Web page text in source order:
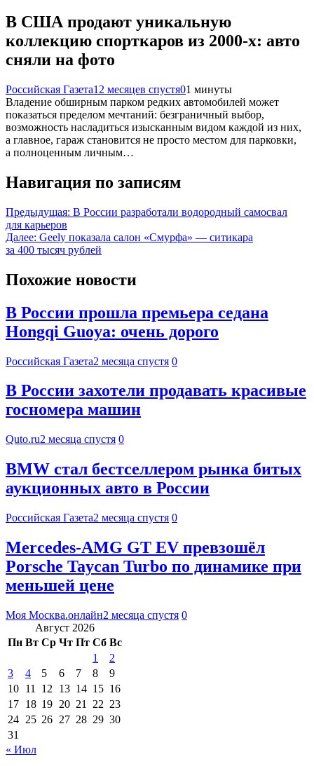
В США продают уникальную
коллекцию спорткаров из 2000-х: авто
сняли на фото
Российская Газета12 месяцев спустя01 минуты
Владение обширным парком редких автомобилей может
показаться пределом мечтаний: безграничный выбор,
возможность насладиться изысканным видом каждой из них,
а главное, гараж становится не просто местом для парковки,
а полноценным личным…
Навигация по записям
Предыдущая: В России разработали водородный самосвал
для карьеров
Далее: Geely показала салон «Смурфа» — ситикара
за 400 тысяч рублей
Похожие новости
В России прошла премьера седана
Hongqi Guoya: очень дорого
Российская Газета2 месяца спустя 0
В России захотели продавать красивые
госномера машин
Quto.ru2 месяца спустя 0
BMW стал бестселлером рынка битых
аукционных авто в России
Российская Газета2 месяца спустя 0
Mercedes-AMG GT EV превзошёл
Porsche Taycan Turbo по динамике при
меньшей цене
Моя Москва.онлайн2 месяца спустя 0
Август 2026
Пн Вт Ср Чт Пт Сб Вс
1
2
3
4 5 6 7 8
9
10 11 12 13 14 15 16
17 18 19 20 21 22 23
24 25 26 27 28 29 30
31
« Июл